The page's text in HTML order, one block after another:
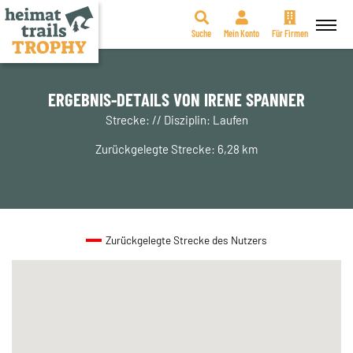
Zum
Suche Mein Konto Für Firmen
ERGEBNIS-DETAILS VON IRENE SPANNER
Strecke: // Disziplin: Laufen
Zurückgelegte Strecke: 6,28 km
Zurückgelegte Strecke des Nutzers